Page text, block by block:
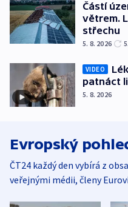
Částí
větrem.
střechu
5. 8. 2026
VIDEO
patnáct
5. 8. 2026
Evropský
ČT24 každý den vybírá z
veřejnými médii, členy